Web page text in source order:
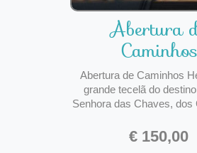
Abertura
Caminhos
Abertura de Caminhos
grande tecelã do
Senhora das Chaves, dos
ilumina! Sim, ela pode
caminho para a
€ 150,00